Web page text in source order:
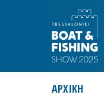
ΑΡΧΙΚΗ